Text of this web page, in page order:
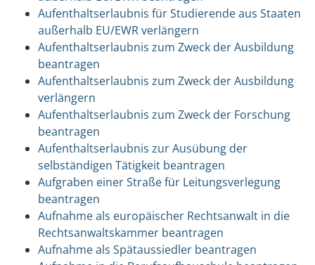
Aufenthaltserlaubnis für Studierende aus Staaten
außerhalb EU/EWR verlängern
Aufenthaltserlaubnis zum Zweck der Ausbildung
beantragen
Aufenthaltserlaubnis zum Zweck der Ausbildung
verlängern
Aufenthaltserlaubnis zum Zweck der Forschung
beantragen
Aufenthaltserlaubnis zur Ausübung der
selbständigen Tätigkeit beantragen
Aufgraben einer Straße für Leitungsverlegung
beantragen
Aufnahme als europäischer Rechtsanwalt in die
Rechtsanwaltskammer beantragen
Aufnahme als Spätaussiedler beantragen